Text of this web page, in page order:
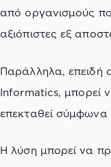
από οργανισμούς
αξιόπιστες εξ
Παράλληλα, επειδή
Informatics, μπορεί
επεκταθεί σύμφωνα
Η λύση μπορεί να